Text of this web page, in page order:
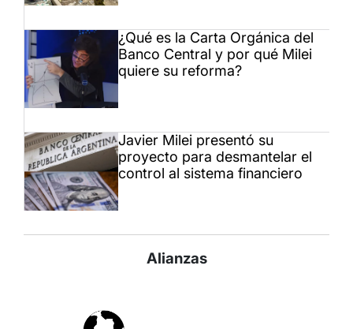
¿Qué es la Carta Orgánica del
Banco Central y por qué Milei
quiere su reforma?
Javier Milei presentó su
proyecto para desmantelar el
control al sistema financiero
Alianzas